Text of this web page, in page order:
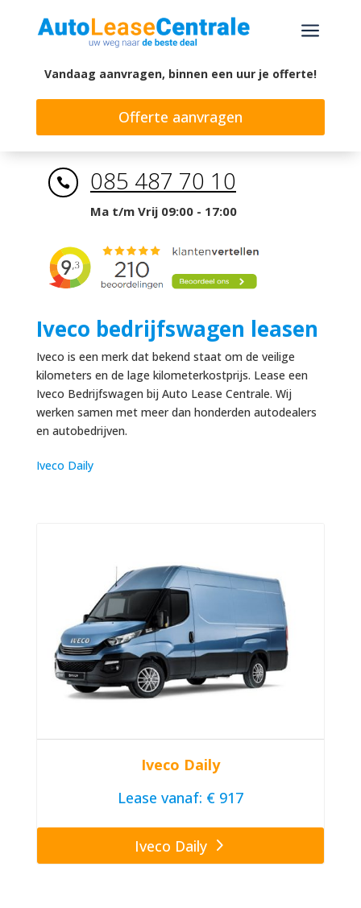
a
Vandaag aanvragen, binnen een uur je offerte!
Offerte aanvragen
 085 487 70 10
Ma t/m Vrij 09:00 - 17:00
Iveco bedrijfswagen leasen
Iveco is een merk dat bekend staat om de veilige
kilometers en de lage kilometerkostprijs. Lease een
Iveco Bedrijfswagen bij Auto Lease Centrale. Wij
werken samen met meer dan honderden autodealers
en autobedrijven.
Iveco Daily
Iveco Daily
Lease vanaf: € 917
Iveco Daily